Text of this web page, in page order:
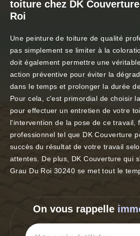
toiture chez DK
Roi
Une peinture de toiture de qualité
pas simplement se limiter à la
doit également permettre une
action préventive pour éviter la
dans le temps et prolonger la durée
Pour cela, c'est primordial de choisir
pour effectuer un entretien de votre
l'intervention de la pose de ce travail,
professionnel tel que DK Couverture
succès du résultat de votre travail
attentes. De plus, DK Couverture qui
Grau Du Roi 30240 se met tout le
On vous rappelle